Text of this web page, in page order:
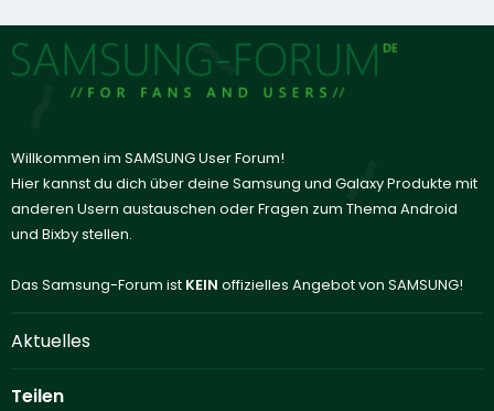
Willkommen im SAMSUNG User Forum!
Hier kannst du dich über deine Samsung und Galaxy Produkte mit
anderen Usern austauschen oder Fragen zum Thema Android
und Bixby stellen.
Das Samsung-Forum ist KEIN offizielles Angebot von SAMSUNG!
Aktuelles
Teilen